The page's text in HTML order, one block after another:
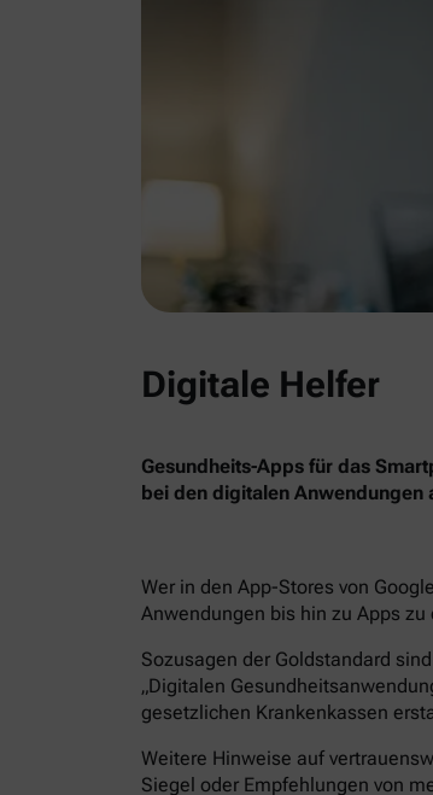
Digitale Helfer
Gesundheits-Apps für das
bei den digitalen Anwendungen
Wer in den App-Stores von
Anwendungen bis hin zu Apps
Sozusagen der Goldstandard
„Digitalen
gesetzlichen Krankenkassen
Weitere Hinweise auf
Siegel oder Empfehlungen von